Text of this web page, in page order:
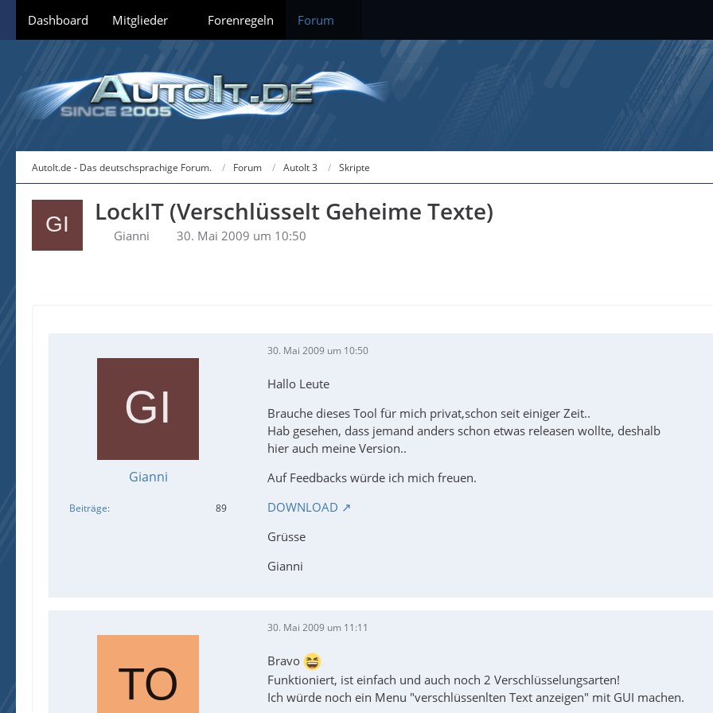
Dashboard Mitglieder Forenregeln Forum
AutoIt.de - Das deutschsprachige Forum. Forum AutoIt 3 Skripte
LockIT (Verschlüsselt Geheime Texte)
Gianni 30. Mai 2009 um 10:50
Gianni
Beiträge 89
30. Mai 2009 um 10:50
Hallo Leute
Brauche dieses Tool für mich privat,schon seit einiger Zeit..
Hab gesehen, dass jemand anders schon etwas releasen wollte, deshalb
hier auch meine Version..
Auf Feedbacks würde ich mich freuen.
DOWNLOAD
Grüsse
Gianni
30. Mai 2009 um 11:11
Bravo
Funktioniert, ist einfach und auch noch 2 Verschlüsselungsarten!
Ich würde noch ein Menu "verschlüssenlten Text anzeigen" mit GUI machen.